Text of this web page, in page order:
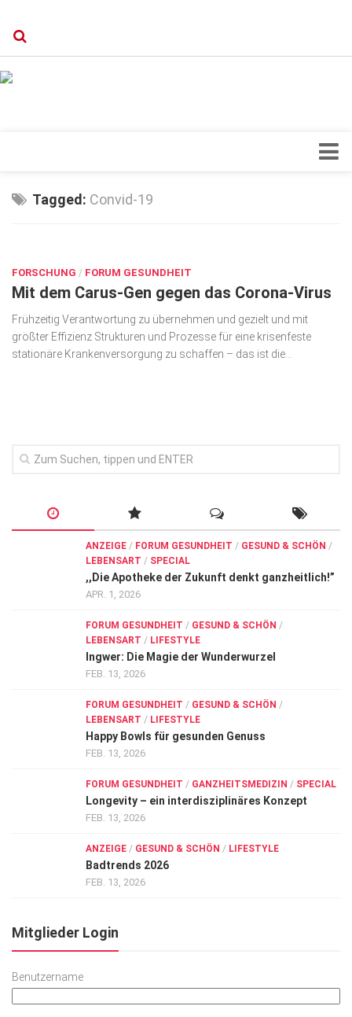
Orthopädie
Schönheit & Wohlbefinden
Special
Wirtschaft, Recht, Finanzen
Innovationen
Kampf gegen Krebs
Tagged: Convid-19
FORSCHUNG / FORUM GESUNDHEIT
Mit dem Carus-Gen gegen das Corona-Virus
Frühzeitig Verantwortung zu übernehmen und gezielt und mit
größter Effizienz Strukturen und Prozesse für eine krisenfeste
stationäre Krankenversorgung zu schaffen – das ist die...
ANZEIGE / FORUM GESUNDHEIT / GESUND & SCHÖN /
LEBENSART / SPECIAL
,,Die Apotheke der Zukunft denkt ganzheitlich!”
APR. 1, 2026
FORUM GESUNDHEIT / GESUND & SCHÖN /
LEBENSART / LIFESTYLE
Ingwer: Die Magie der Wunderwurzel
FEB. 13, 2026
FORUM GESUNDHEIT / GESUND & SCHÖN /
LEBENSART / LIFESTYLE
Happy Bowls für gesunden Genuss
FEB. 13, 2026
FORUM GESUNDHEIT / GANZHEITSMEDIZIN / SPECIAL
Longevity – ein interdisziplinäres Konzept
FEB. 13, 2026
ANZEIGE / GESUND & SCHÖN / LIFESTYLE
Badtrends 2026
FEB. 13, 2026
Mitglieder Login
Benutzername